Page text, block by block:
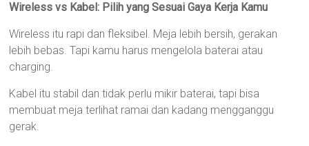
Wireless vs Kabel: Pilih yang Sesuai Gaya Kerja Kamu
Wireless itu rapi dan fleksibel. Meja lebih bersih, gerakan
lebih bebas. Tapi kamu harus mengelola baterai atau
charging.
Kabel itu stabil dan tidak perlu mikir baterai, tapi bisa
membuat meja terlihat ramai dan kadang mengganggu
gerak.